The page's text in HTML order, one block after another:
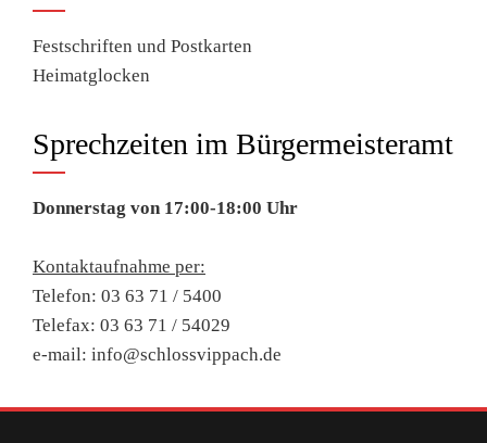
Festschriften und Postkarten
Heimatglocken
Sprechzeiten im Bürgermeisteramt
Donnerstag von 17:00-18:00 Uhr
Kontaktaufnahme per:
Telefon: 03 63 71 / 5400
Telefax: 03 63 71 / 54029
e-mail: info@schlossvippach.de